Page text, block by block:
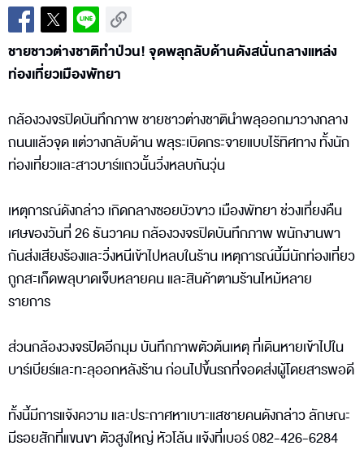
ชายชาวต่างชาติทำป่วน! จุดพลุกลับด้านดังสนั่นกลางแหล่ง
ท่องเที่ยวเมืองพัทยา
กล้องวงจรปิดบันทึกภาพ ชายชาวต่างชาตินำพลุออกมาวางกลาง
ถนนแล้วจุด แต่วางกลับด้าน พลุระเบิดกระจายแบบไร้ทิศทาง ทั้งนัก
ท่องเที่ยวและสาวบาร์แถวนั้นวิ่งหลบกันวุ่น
เหตุการณ์ดังกล่าว เกิดกลางซอยบัวขาว เมืองพัทยา ช่วงเที่ยงคืน
เศษของวันที่ 26 ธันวาคม กล้องวงจรปิดบันทึกภาพ พนักงานพา
กันส่งเสียงร้องและวิ่งหนีเข้าไปหลบในร้าน เหตุการณ์นี้มีนักท่องเที่ยว
ถูกสะเก็ดพลุบาดเจ็บหลายคน และสินค้าตามร้านไหม้หลาย
รายการ
ส่วนกล้องวงจรปิดอีกมุม บันทึกภาพตัวต้นเหตุ ที่เดินหายเข้าไปใน
บาร์เบียร์และทะลุออกหลังร้าน ก่อนไปขึ้นรถที่จอดส่งผู้โดยสารพอดี
ทั้งนี้มีการแจ้งความ และประกาศหาเบาะแสชายคนดังกล่าว ลักษณะ
มีรอยสักที่แขนขา ตัวสูงใหญ่ หัวโล้น แจ้งที่เบอร์ 082-426-6284